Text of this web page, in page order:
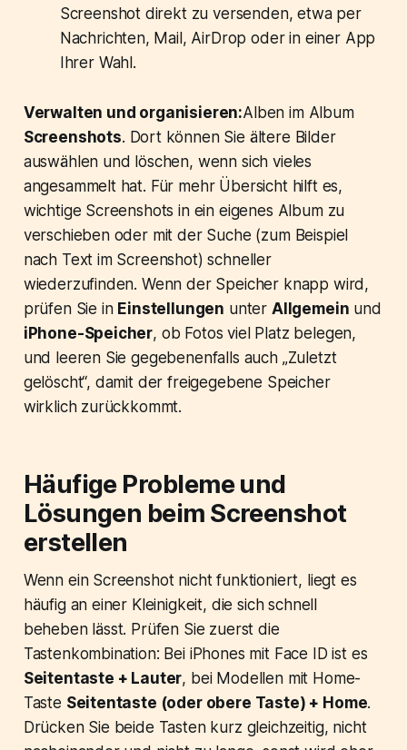
Screenshot direkt zu versenden, etwa per
Nachrichten, Mail, AirDrop oder in einer App
Ihrer Wahl.
Verwalten und organisieren:Alben im Album
Screenshots. Dort können Sie ältere Bilder
auswählen und löschen, wenn sich vieles
angesammelt hat. Für mehr Übersicht hilft es,
wichtige Screenshots in ein eigenes Album zu
verschieben oder mit der Suche (zum Beispiel
nach Text im Screenshot) schneller
wiederzufinden. Wenn der Speicher knapp wird,
prüfen Sie in Einstellungen unter Allgemein und
iPhone-Speicher, ob Fotos viel Platz belegen,
und leeren Sie gegebenenfalls auch „Zuletzt
gelöscht“, damit der freigegebene Speicher
wirklich zurückkommt.
Häufige Probleme und
Lösungen beim Screenshot
erstellen
Wenn ein Screenshot nicht funktioniert, liegt es
häufig an einer Kleinigkeit, die sich schnell
beheben lässt. Prüfen Sie zuerst die
Tastenkombination: Bei iPhones mit Face ID ist es
Seitentaste + Lauter, bei Modellen mit Home-
Taste Seitentaste (oder obere Taste) + Home.
Drücken Sie beide Tasten kurz gleichzeitig, nicht